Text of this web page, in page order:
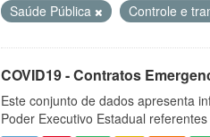
Saúde Pública
Controle e
COVID19 - Contratos
Este conjunto de dados apresenta
Poder Executivo Estadual